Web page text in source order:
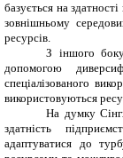
базується на
зовнішньому
ресурсів.
З іншого
допомогою
спеціалізованого
використовуються
На думку
здатність
адаптуватися до